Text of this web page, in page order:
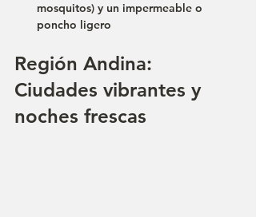
mosquitos) y un impermeable o
poncho ligero
Región Andina:
Ciudades vibrantes y
noches frescas